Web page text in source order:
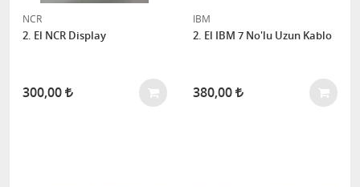
NCR
2. El NCR Display
300,00
IBM
2. El IBM 7 No'lu Uzun Kablo
380,00